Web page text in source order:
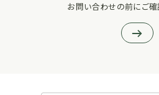
お問い合わせの前にご確